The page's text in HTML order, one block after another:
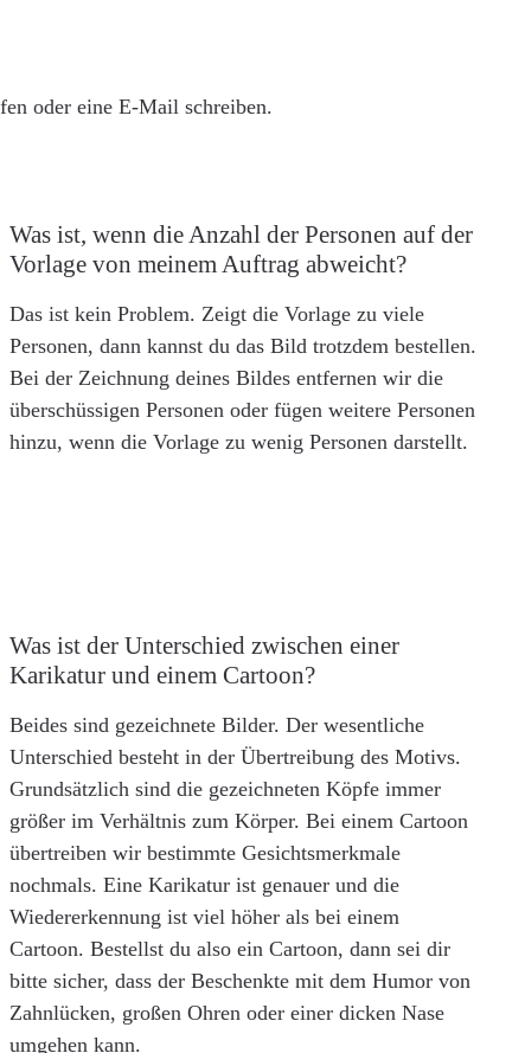
oder eine E-Mail schreiben.
Was ist, wenn die Anzahl der Personen auf der
Vorlage von meinem Auftrag abweicht?
Das ist kein Problem. Zeigt die Vorlage zu viele
Personen, dann kannst du das Bild trotzdem bestellen.
Bei der Zeichnung deines Bildes entfernen wir die
überschüssigen Personen oder fügen weitere Personen
hinzu, wenn die Vorlage zu wenig Personen darstellt.
Was ist der Unterschied zwischen einer
Karikatur und einem Cartoon?
Beides sind gezeichnete Bilder. Der wesentliche
Unterschied besteht in der Übertreibung des Motivs.
Grundsätzlich sind die gezeichneten Köpfe immer
größer im Verhältnis zum Körper. Bei einem Cartoon
übertreiben wir bestimmte Gesichtsmerkmale
nochmals. Eine Karikatur ist genauer und die
Wiedererkennung ist viel höher als bei einem
Cartoon. Bestellst du also ein Cartoon, dann sei dir
bitte sicher, dass der Beschenkte mit dem Humor von
Zahnlücken, großen Ohren oder einer dicken Nase
umgehen kann.